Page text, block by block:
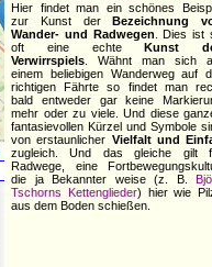
Hier findet man ein schönes
zur Kunst derBezeichnung
Wander- und Radwegen . Dies ist
oft eine echteKunst
Verwirrspiels . Wähnt man sich
einem beliebigen Wanderweg auf
richtigen Fährte so findet man
bald entweder gar keine
mehr oder zu viele. Und diese
fantasievollen Kürzel und Symbole
von erstaunlicher Vielfalt und
zugleich. Und das gleiche gilt
Radwege, eine
die ja Bekannter weise (z. B.
Tschorns Kettenglieder) hier wie
aus dem Boden schießen.